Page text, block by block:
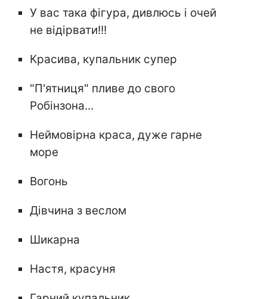
У вас така фігура, дивлюсь і очей
не відірвати!!!
Красива, купальник супер
"П'ятниця" пливе до свого
Робінзона...
Неймовірна краса, дуже гарне
море
Вогонь
Дівчина з веслом
Шикарна
Настя, красуня